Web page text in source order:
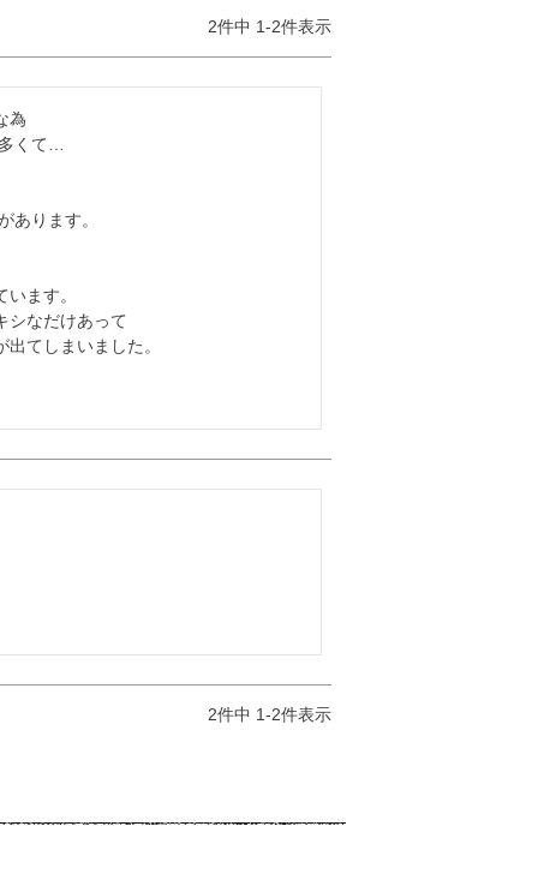
2件中 1-2件表示
為
くて…
あります。
ます。
シなだけあって
てしまいました。
2件中 1-2件表示